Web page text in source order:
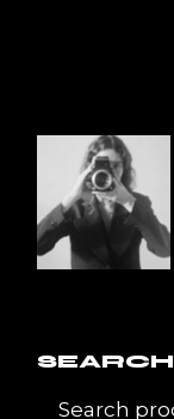
SEARCH